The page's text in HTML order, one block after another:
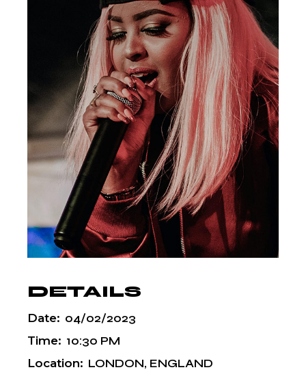
DETAILS
Date: 04/02/2023
Time: 10:30 PM
Location: LONDON, ENGLAND